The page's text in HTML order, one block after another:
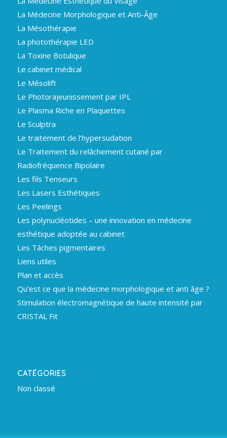
La Médecine Morphologique et Anti-Âge
La Mésothérapie
La photothérapie LED
La Toxine Botulique
Le cabinet médical
Le Mésolift
Le Photorajeunissement par IPL
Le Plasma Riche en Plaquettes
Le Sculptra
Le traitement de l’hypersudation
Le Traitement du relâchement cutané par
Radiofréquence Bipolaire
Les fils Tenseurs
Les Lasers Esthétiques
Les Peelings
Les polynucléotides – une innovation en médecine
esthétique adoptée au cabinet
Les Tâches pigmentaires
Liens utiles
Plan et accès
Qu’est ce que la médecine morphologique et anti âge ?
Stimulation électromagnétique de haute intensité par
CRISTAL Fit
CATÉGORIES
Non classé